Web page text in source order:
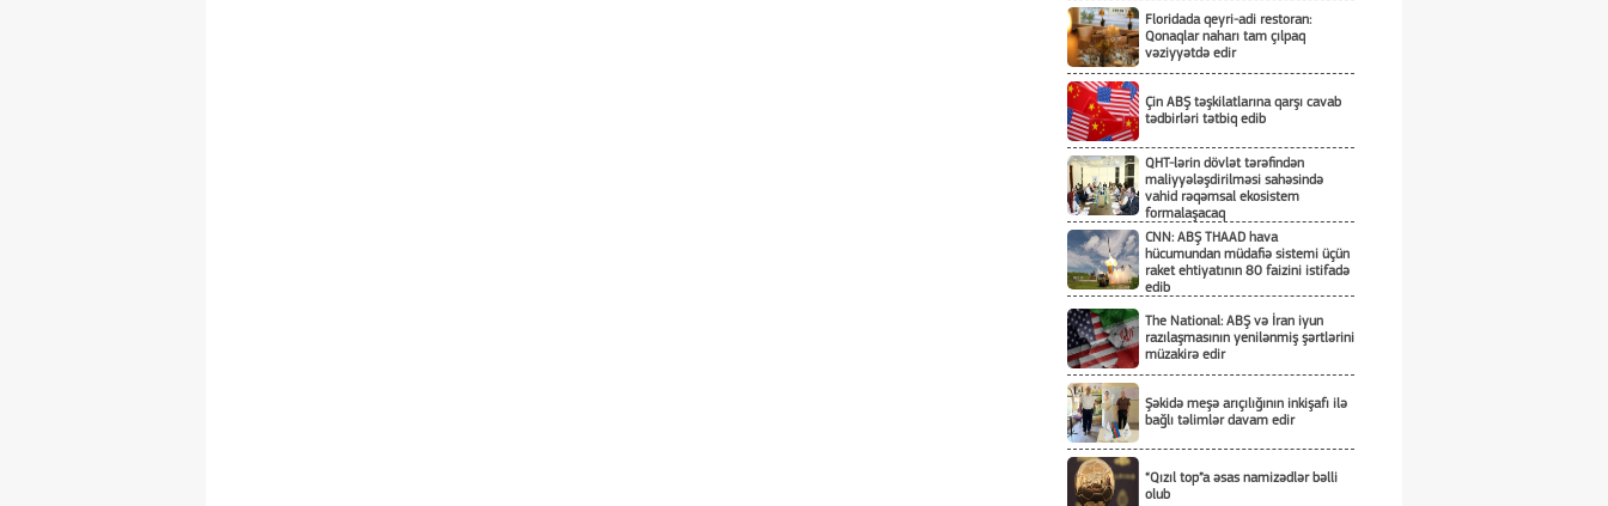
Floridada qeyri-adi restoran:
Qonaqlar naharı tam çılpaq
vəziyyətdə edir
Çin ABŞ təşkilatlarına qarşı cavab
tədbirləri tətbiq edib
QHT-lərin dövlət tərəfindən
maliyyələşdirilməsi sahəsində
vahid rəqəmsal ekosistem
formalaşacaq
CNN: ABŞ THAAD hava
hücumundan müdafiə sistemi üçün
raket ehtiyatının 80 faizini istifadə
edib
The National: ABŞ və İran iyun
razılaşmasının yenilənmiş şərtlərini
müzakirə edir
Şəkidə meşə arıçılığının inkişafı ilə
bağlı təlimlər davam edir
“Qızıl top”a əsas namizədlər bəlli
olub